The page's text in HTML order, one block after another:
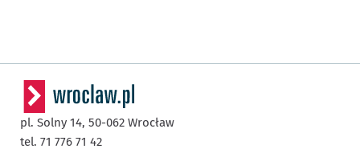
pl. Solny 14, 50-062 Wrocław
tel. 71 776 71 42